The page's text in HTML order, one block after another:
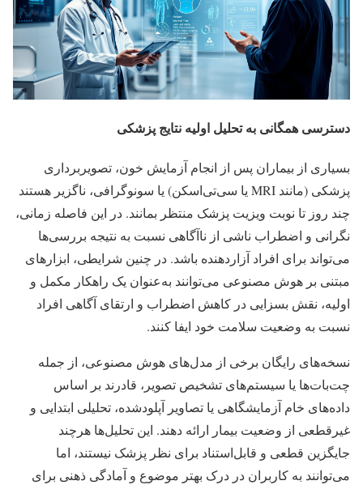
دسترسی همگانی به تحلیل اولیه نتایج پزشکی
بسیاری از بیماران پس از انجام آزمایش خون، تصویربرداری
پزشکی (مانند MRI یا سی‌تی‌اسکن) یا سونوگرافی، ناگزیر هستند
چند روز تا نوبت ویزیت پزشک منتظر بمانند. در این فاصله زمانی،
نگرانی و اضطراب ناشی از ناآگاهی نسبت به نتیجه بررسی‌ها
می‌تواند برای افراد آزاردهنده باشد. در چنین شرایطی، ابزارهای
مبتنی بر هوش مصنوعی می‌توانند به‌عنوان یک راهکار مکمل و
اولیه، نقش بسزایی در کاهش اضطراب و ارتقای آگاهی افراد
نسبت به وضعیت سلامت خود ایفا کنند.
نسخه‌های رایگان برخی از مدل‌های هوش مصنوعی، از جمله
چت‌بات‌ها یا سیستم‌های تشخیص تصویر، قادرند بر اساس
داده‌های خام آزمایشگاهی یا تصاویر آپلودشده، تحلیلی ابتدایی و
غیرقطعی از وضعیت بیمار ارائه دهند. این تحلیل‌ها هرچند
جایگزین قطعی و قابل‌استناد برای نظر پزشک نیستند، اما
می‌توانند به کاربران در درک بهتر موضوع و آمادگی ذهنی برای